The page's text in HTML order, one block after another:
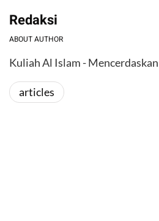
Redaksi
ABOUT AUTHOR
Kuliah Al Islam -
articles